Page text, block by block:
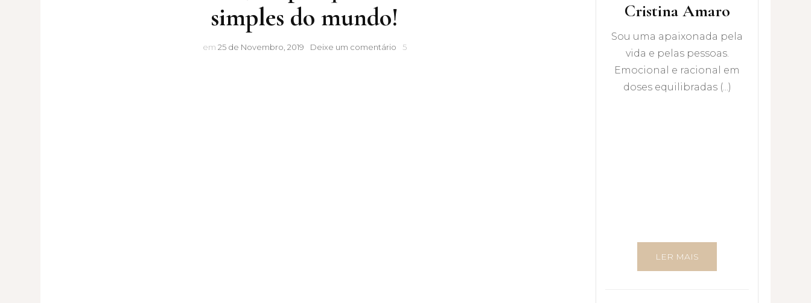
simples do mundo!
em 25 de Novembro, 2019 Deixe um comentárioA
5
Cristina Amaro
Sou uma apaixonada pela
vida e pelas pessoas.
Emocional e racional em
doses equilibradas (...)
LER MAIS